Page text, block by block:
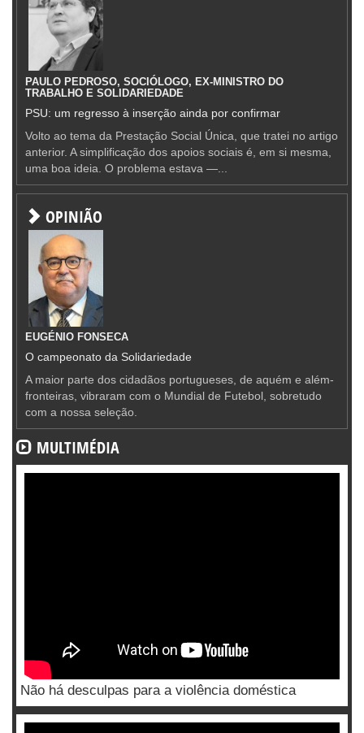
PAULO PEDROSO, SOCIÓLOGO, EX-MINISTRO DO
TRABALHO E SOLIDARIEDADE
PSU: um regresso à inserção ainda por confirmar
Volto ao tema da Prestação Social Única, que tratei no artigo
anterior. A simplificação dos apoios sociais é, em si mesma,
uma boa ideia. O problema estava —...
OPINIÃO
EUGÉNIO FONSECA
O campeonato da Solidariedade
A maior parte dos cidadãos portugueses, de aquém e além-
fronteiras, vibraram com o Mundial de Futebol, sobretudo
com a nossa seleção.
MULTIMÉDIA
Não há desculpas para a violência doméstica